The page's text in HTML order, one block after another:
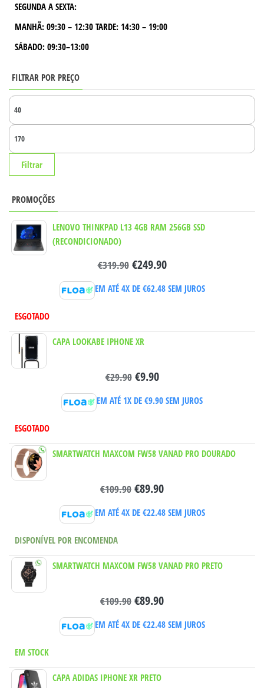
SEGUNDA A SEXTA:
MANHÃ: 09:30 – 12:30 TARDE: 14:30 – 19:00
SÁBADO: 09:30–13:00
FILTRAR POR PREÇO
Filtrar
PROMOÇÕES
LENOVO THINKPAD L13 4GB RAM 256GB SSD
(RECONDICIONADO)
€319.90 €249.90
EM ATÉ 4X DE €62.48SEM JUROS
ESGOTADO
CAPA LOOKABE IPHONE XR
€29.90 €9.90
EM ATÉ 1X DE €9.90 SEM JUROS
ESGOTADO
SMARTWATCH MAXCOM FW58 VANAD PRO DOURADO
€109.90 €89.90
EM ATÉ 4X DE €22.48SEM JUROS
DISPONÍVEL POR ENCOMENDA
SMARTWATCH MAXCOM FW58 VANAD PRO PRETO
€109.90 €89.90
EM ATÉ 4X DE €22.48SEM JUROS
EM STOCK
CAPA ADIDAS IPHONE XR PRETO